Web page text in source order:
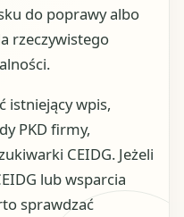
do poprawy albo
rzeczywistego
istniejący wpis,
PKD firmy,
CEIDG. Jeżeli
lub wsparcia
sprawdzać